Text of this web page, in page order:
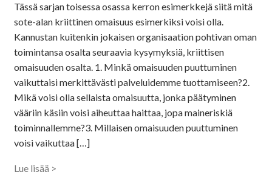
Tässä sarjan toisessa osassa kerron esimerkkejä siitä mitä
sote-alan kriittinen omaisuus esimerkiksi voisi olla.
Kannustan kuitenkin jokaisen organisaation pohtivan oman
toimintansa osalta seuraavia kysymyksiä, kriittisen
omaisuuden osalta. 1. Minkä omaisuuden puuttuminen
vaikuttaisi merkittävästi palveluidemme tuottamiseen?2.
Mikä voisi olla sellaista omaisuutta, jonka päätyminen
vääriin käsiin voisi aiheuttaa haittaa, jopa maineriskiä
toiminnallemme?3. Millaisen omaisuuden puuttuminen
voisi vaikuttaa […]
Lue lisää >